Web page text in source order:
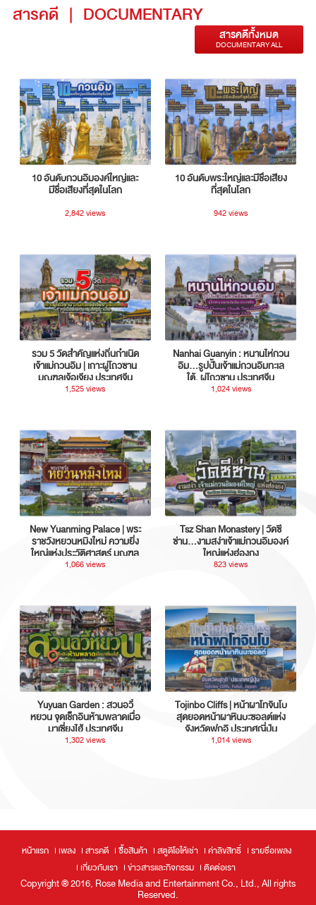
สารคดี | DOCUMENTARY
สารคดีทั้งหมด
DOCUMENTARY ALL
10 อันดับกวนอิมองค์ใหญ่และ
มีชื่อเสียงที่สุดในโลก
2,842 views
10 อันดับพระใหญ่และมีชื่อเสียง
ที่สุดในโลก
942 views
รวม 5 วัดสำคัญแห่งถิ่นกำเนิด
เจ้าแม่กวนอิม | เกาะผู่โถวซาน
มณฑลเจ้อเจียง ประเทศจีน
1,525 views
Nanhai Guanyin : หนานไห่กวน
อิม...รูปปั้นเจ้าแม่กวนอิมทะเล
ใต้, ผู่โถวซาน ประเทศจีน
1,024 views
New Yuanming Palace | พระ
ราชวังหยวนหมิงใหม่ ความยิ่ง
ใหญ่แห่งประวัติศาสตร์ มณฑล
กวางตุ้ง ประเทศจีน
1,066 views
Tsz Shan Monastery | วัดซี
ซ่าน…งามสง่าเจ้าแม่กวนอิมองค์
ใหญ่แห่งฮ่องกง
823 views
Yuyuan Garden : สวนอวี้
หยวน จุดเช็กอินห้ามพลาดเมื่อ
มาเซี่ยงไฮ้ ประเทศจีน
1,302 views
Tojinbo Cliffs | หน้าผาโทจินโบ
สุดยอดหน้าผาหินบะซอลต์แห่ง
จังหวัดฟุกุอิ ประเทศญี่ปุ่น
1,014 views
หน้าแรก เพลง สารคดี ซื้อสินค้า สตูดิโอให้เช่า ค่าลิขสิทธิ์
รายชื่อเพลง
เกี่ยวกับเรา
ข่าวสารและกิจกรรม ติดต่อเรา
Copyright ® 2016, Rose Media and Entertainment Co., Ltd., All rights
Reserved.